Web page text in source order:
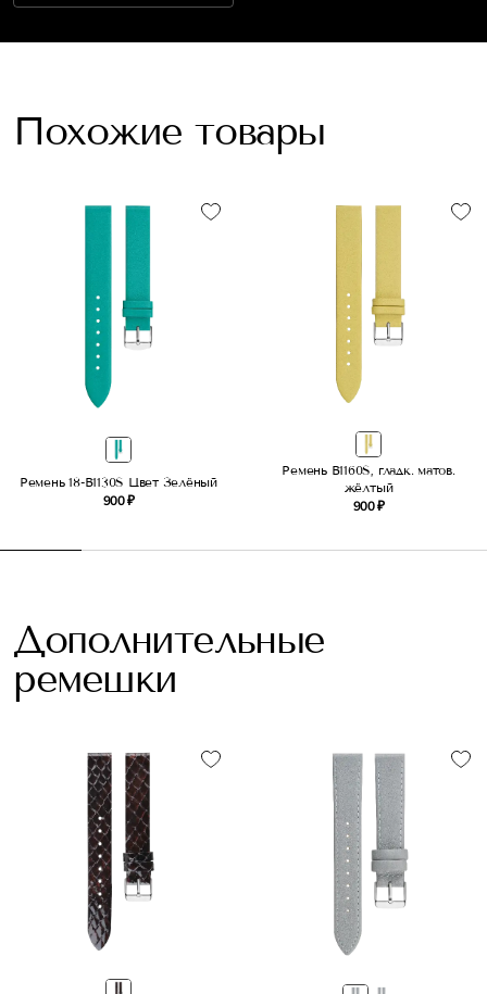
Похожие товары
Ремень 18-B1130S Цвет Зелёный
900 ₽
Ремень B1160S, гладк. матов.
жёлтый
900 ₽
Дополнительные
ремешки